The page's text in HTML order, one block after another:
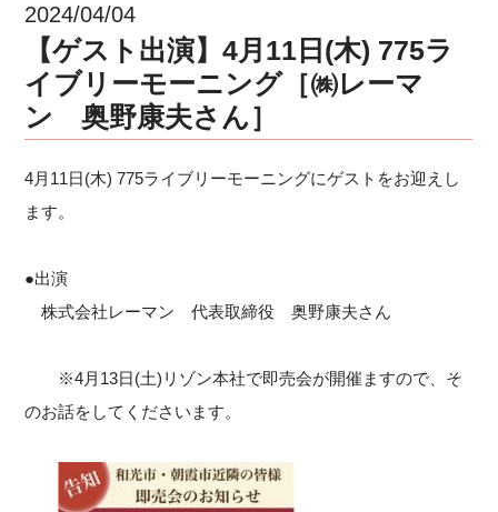
2024/04/04
【ゲスト出演】4月11日(木) 775ラ
イブリーモーニング［㈱レーマ
ン 奥野康夫さん］
4月11日(木) 775ライブリーモーニングにゲストをお迎えし
ます。
●出演
株式会社レーマン 代表取締役 奥野康夫さん
※4月13日(土)リゾン本社で即売会が開催ますので、そ
のお話をしてくださいます。